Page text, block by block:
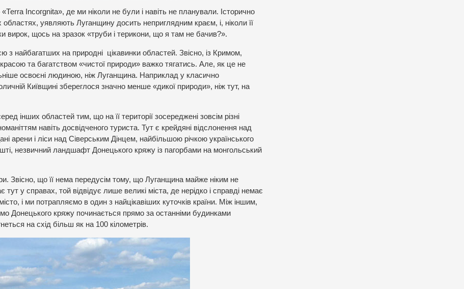
Іncогgnіtа», де ми ніколи не були і навіть не планували. Історично
уявляють Луганщину досить неприглядним краєм, і, ніколи її
вирок, щось на зразок «труби і терикони, що я там не бачив?».
з найбагатших на природні цікавинки областей. Звісно, із Кримом,
та багатством «чистої природи» важко тягатись. Але, як це не
освоєні людиною, ніж Луганщина. Наприклад у класично
Київщині збереглося значно менше «дикої природи», ніж тут, на
інших областей тим, що на її території зосереджені зовсім різні
навіть досвідченого туриста. Тут є крейдяні відслонення над
арени і ліси над Сіверським Дінцем, найбільшою річкою українського
незвичний ландшафт Донецького кряжу із пагорбами на монгольський
Звісно, що її нема передусім тому, що Луганщина майже ніким не
у справах, той відвідує лише великі міста, де нерідко і справді немає
і ми потрапляємо в один з найцікавіших куточків країни. Між іншим,
Донецького кряжу починається прямо за останніми будинками
на схід більш як на 100 кілометрів.